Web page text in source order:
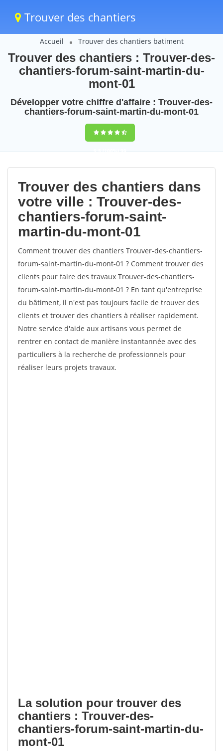
Trouver des chantiers
Accueil Trouver des chantiers batiment
Trouver des chantiers : Trouver-des-
chantiers-forum-saint-martin-du-
mont-01
Développer votre chiffre d'affaire : Trouver-des-
chantiers-forum-saint-martin-du-mont-01
9,5(100%)90
votes
Trouver des chantiers dans
votre ville : Trouver-des-
chantiers-forum-saint-
martin-du-mont-01
Comment trouver des chantiers Trouver-des-chantiers-
forum-saint-martin-du-mont-01 ? Comment trouver des
clients pour faire des travaux Trouver-des-chantiers-
forum-saint-martin-du-mont-01 ? En tant qu'entreprise
du bâtiment, il n'est pas toujours facile de trouver des
clients et trouver des chantiers à réaliser rapidement.
Notre service d'aide aux artisans vous permet de
rentrer en contact de manière instantannée avec des
particuliers à la recherche de professionnels pour
réaliser leurs projets travaux.
La solution pour trouver des
chantiers : Trouver-des-
chantiers-forum-saint-martin-du-
mont-01